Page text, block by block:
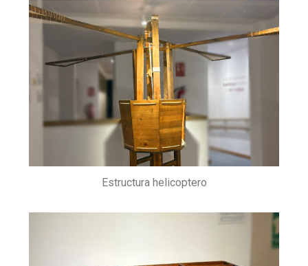
Estructura helicoptero